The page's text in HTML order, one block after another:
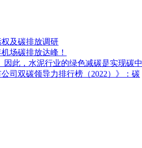
及碳排放调研
场碳排放达峰！
因此，水泥行业的绿色减碳是实现碳中
司双碳领导力排行榜（2022）》：碳